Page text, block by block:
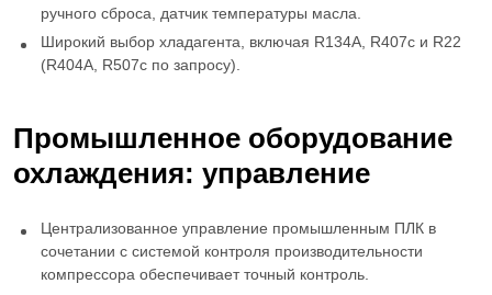
ручного сброса, датчик температуры масла.
Широкий выбор хладагента, включая R134A, R407c и R22
(R404A, R507c по запросу).
Промышленное оборудование
охлаждения: управление
Централизованное управление промышленным ПЛК в
сочетании с системой контроля производительности
компрессора обеспечивает точный контроль.